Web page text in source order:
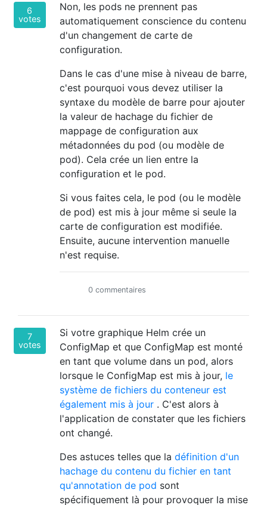
6
votes
Non, les pods ne prennent pas
automatiquement conscience du contenu
d'un changement de carte de
configuration.
Dans le cas d'une mise à niveau de barre,
c'est pourquoi vous devez utiliser la
syntaxe du modèle de barre pour ajouter
la valeur de hachage du fichier de
mappage de configuration aux
métadonnées du pod (ou modèle de
pod). Cela crée un lien entre la
configuration et le pod.
Si vous faites cela, le pod (ou le modèle
de pod) est mis à jour même si seule la
carte de configuration est modifiée.
Ensuite, aucune intervention manuelle
n'est requise.
0 commentaires
7
votes
Si votre graphique Helm crée un
ConfigMap et que ConfigMap est monté
en tant que volume dans un pod, alors
lorsque le ConfigMap est mis à jour, le
système de fichiers du conteneur est
également mis à jour. C'est alors à
l'application de constater que les fichiers
ont changé.
Des astuces telles que la définition d'un
hachage du contenu du fichier en tant
qu'annotation de pod sont
spécifiquement là pour provoquer la mise